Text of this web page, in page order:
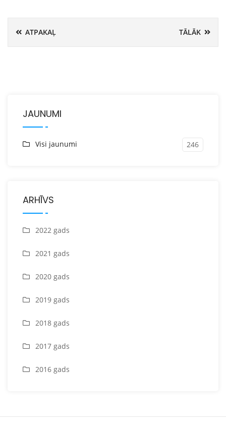
ATPAKAĻ TĀLĀK
JAUNUMI
Visi jaunumi 246
ARHĪVS
2022 gads
2021 gads
2020 gads
2019 gads
2018 gads
2017 gads
2016 gads